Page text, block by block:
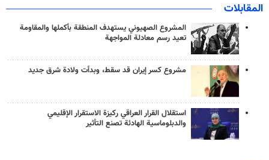
المقابلات
المشروع الصهيوني يستهدف المنطقة بأكملها والمقاومة
تعيد رسم معادلة المواجهة
مشروع كسر إيران قد سقط، وبدأت ولادة شرق جديد
استقلال القرار العراقي ركيزة الاستقرار الإقليمي
والدبلوماسية الهادئة تصنع التأثير